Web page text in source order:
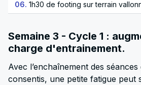
06. 1h30 de footing sur terrain
Semaine 3 - Cycle 1 :
charge d'entrainement.
Avec l’enchaînement des
consentis, une petite fatigue peut